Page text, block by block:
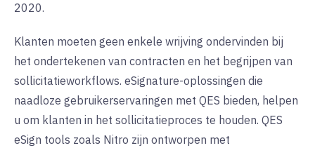
2020.
Klanten moeten geen enkele wrijving ondervinden bij
het ondertekenen van contracten en het begrijpen van
sollicitatieworkflows. eSignature-oplossingen die
naadloze gebruikerservaringen met QES bieden, helpen
u om klanten in het sollicitatieproces te houden. QES
eSign tools zoals Nitro zijn ontworpen met